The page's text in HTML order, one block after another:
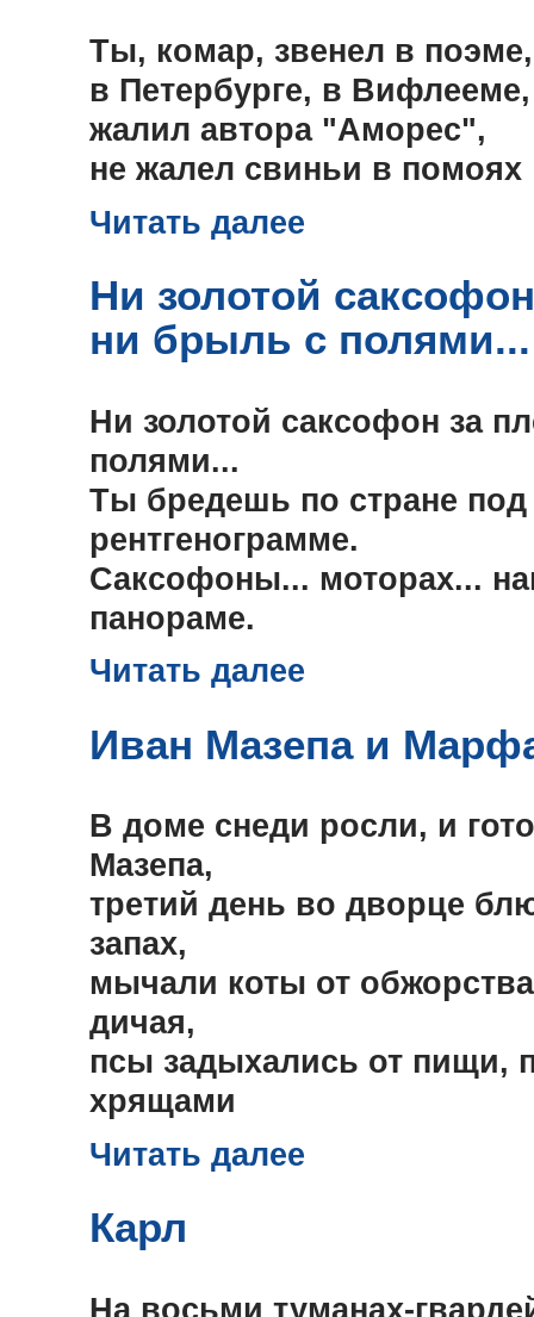
Ты, комар, звенел в поэме,
в Петербурге, в Вифлееме,
жалил автора "Аморес",
не жалел свиньи в помоях
Читать далее
Ни золотой
ни брыль с полями...
Ни золотой саксофон за
полями...
Ты бредешь по стране
рентгенограмме.
Саксофоны... моторах...
панораме.
Читать далее
Иван Мазепа и
В доме снеди росли, и
Мазепа,
третий день во дворце
запах,
мычали коты от
дичая,
псы задыхались от пищи,
хрящами
Читать далее
Карл
На восьми туманах-